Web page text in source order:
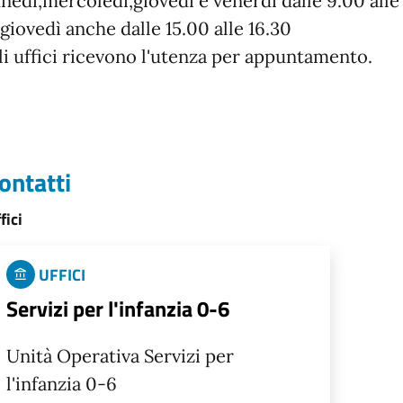
anche dalle 15.00 alle 16.30
uffici ricevono l'utenza per appuntamento.
UFFICI
Servizi per l'infanzia 0-6
Unità Operativa Servizi per
l'infanzia 0-6